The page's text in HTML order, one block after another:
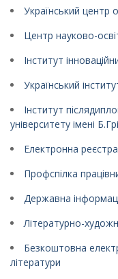
Український центр
Центр науково-
Інститут
Український
Інститут
університету імені
Електронна
Профспілка
Державна
Літературно-
Безкоштовна
літератури